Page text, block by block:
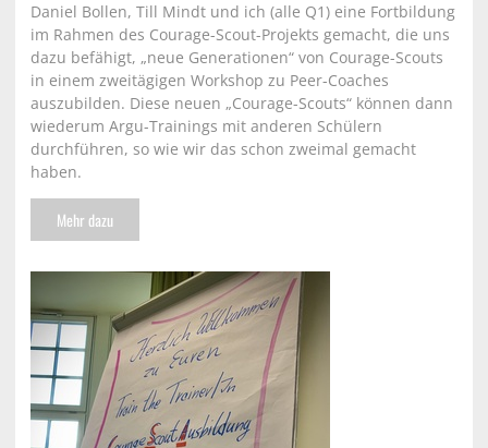
Daniel Bollen, Till Mindt und ich (alle Q1) eine Fortbildung
im Rahmen des Courage-Scout-Projekts gemacht, die uns
dazu befähigt, „neue Generationen“ von Courage-Scouts
in einem zweitägigen Workshop zu Peer-Coaches
auszubilden. Diese neuen „Courage-Scouts“ können dann
wiederum Argu-Trainings mit anderen Schülern
durchführen, so wie wir das schon zweimal gemacht
haben.
Mehr dazu